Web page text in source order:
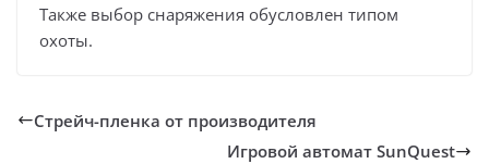
Также выбор снаряжения обусловлен типом
охоты.
Стрейч-пленка от производителя
Игровой автомат SunQuest